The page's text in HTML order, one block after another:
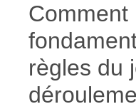
Comment
règles du